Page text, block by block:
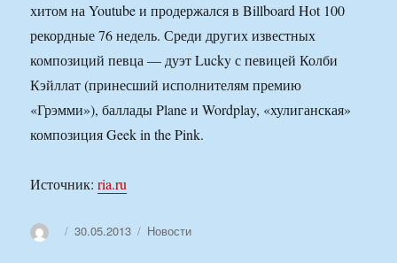
хитом на Youtube и продержался в Billboard Hot 100
рекордные 76 недель. Среди других известных
композиций певца — дуэт Lucky с певицей Колби
Кэйллат (принесший исполнителям премию
«Грэмми»), баллады Plane и Wordplay, «хулиганская»
композиция Geek in the Pink.
Источник:ria.ru
АвторОпубликовано
30.05.2013 Рубрики
Новости